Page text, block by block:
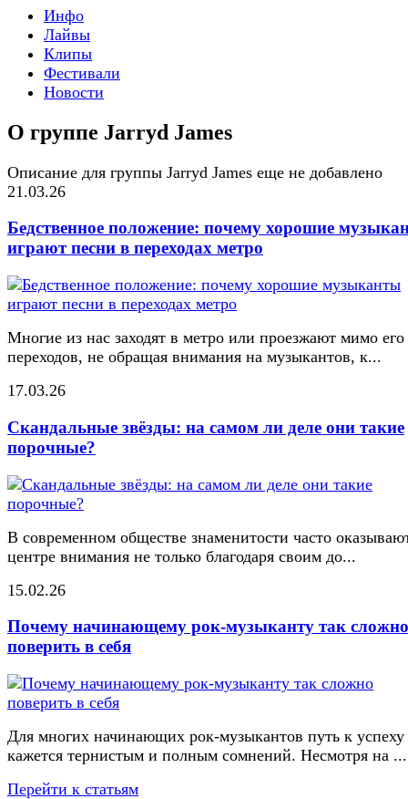
Инфо
Лайвы
Клипы
Фестивали
Новости
О группе Jarryd James
Описание для группы Jarryd James еще не добавлено
21.03.26
Бедственное положение: почему хорошие
играют песни в переходах метро
Многие из нас заходят в метро или проезжают мимо его
переходов, не обращая внимания на музыкантов, к...
17.03.26
Скандальные звёзды: на самом ли деле они такие
порочные?
В современном обществе знаменитости часто
центре внимания не только благодаря своим до...
15.02.26
Почему начинающему рок-музыканту так сложно
поверить в себя
Для многих начинающих рок-музыкантов путь к успеху
кажется тернистым и полным сомнений. Несмотря на ...
Перейти к статьям